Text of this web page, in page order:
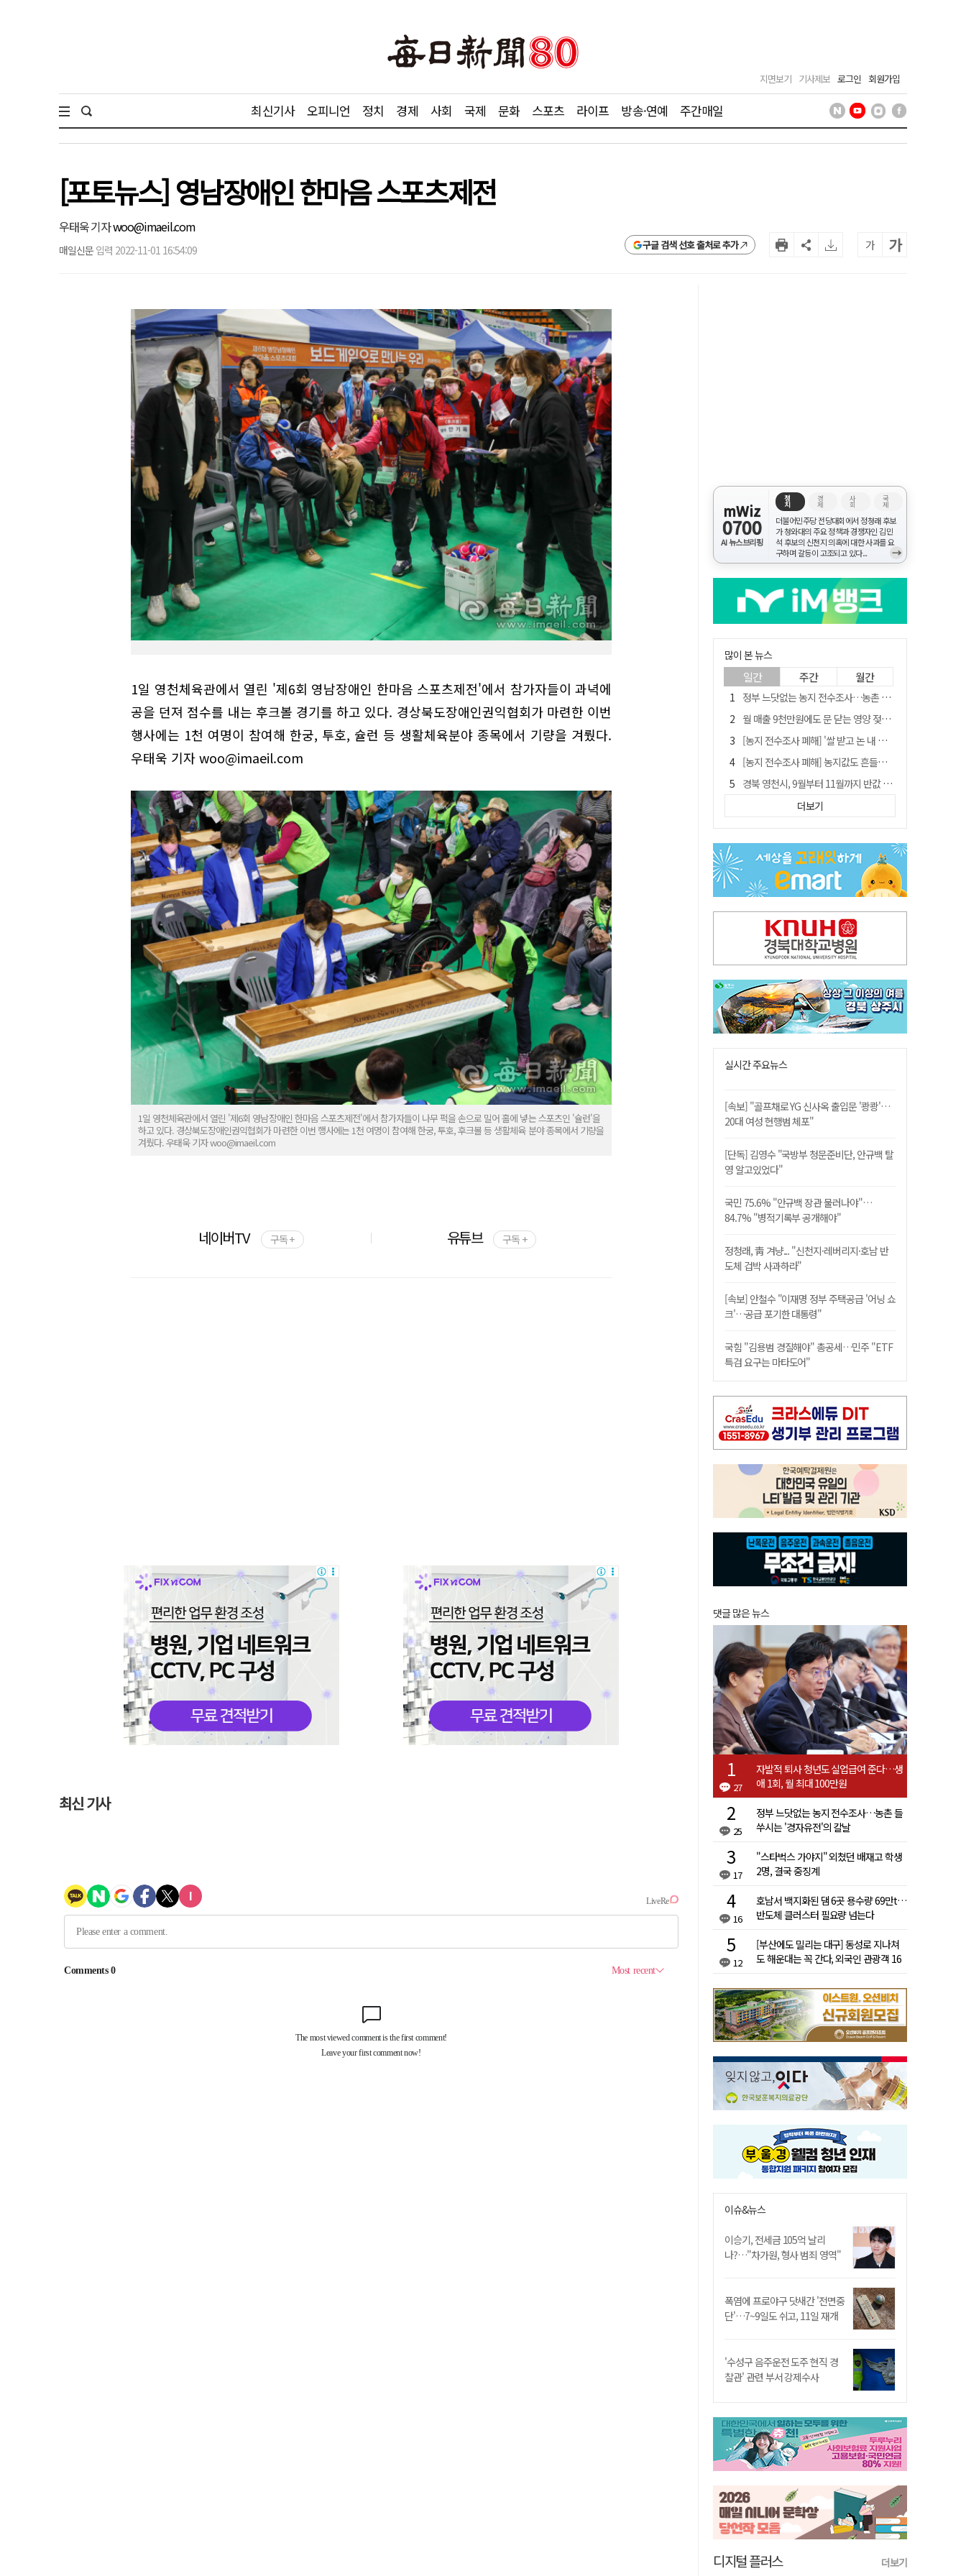
지면보기 기사제보 로그인 회원가입
최신기사 오피니언 정치 경제 사회 국제 문화 스포츠 라이프 방송·연예 주간매일
[포토뉴스] 영남장애인 한마음 스포츠제전
우태욱 기자woo@imaeil.com
매일신문 입력 2022-11-01 16:54:09 구글 검색 선호 출처로 추가 가 가
1일 영천체육관에서 열린 '제6회 영남장애인 한마음 스포츠제전'에서 참가자들이 과녁에
공을 던져 점수를 내는 후크볼 경기를 하고 있다. 경상북도장애인권익협회가 마련한 이번
행사에는 1천 여명이 참여해 한궁, 투호, 슐런 등 생활체육분야 종목에서 기량을 겨뤘다.
우태욱 기자 woo@imaeil.com
1일 영천체육관에서 열린 '제6회 영남장애인 한마음 스포츠제전'에서 참가자들이 나무 퍽을 손으로 밀어 홀에 넣는 스포츠인 '슐런'을
하고 있다. 경상북도장애인권익협회가 마련한 이번 행사에는 1천 여명이 참여해 한궁, 투호, 후크볼 등 생활체육 분야 종목에서 기량을
겨뤘다. 우태욱 기자 woo@imaeil.com
네이버TV 구독 + 유튜브 구독 +
최신 기사
mWiz
0700
AI 뉴스브리핑
정
치
경
제
사
회
국
제
더불어민주당 전당대회에서 정청래 후보
가 청와대의 주요 정책과 경쟁자인 김민
석 후보의 신천지 의혹에 대한 사과를 요
구하며 갈등이 고조되고 있다...
→
많이 본 뉴스
일간 주간 월간
정부 느닷없는 농지 전수조사…농촌 들쑤시는 '경자유전'의 칼날
월 매출 9천만원에도 문 닫는 영양 젖소농장… "일할 사람이 없어"
[농지 전수조사 폐해] '쌀 받고 논 내 준' 도지농 이제 어쩌나?
[농지 전수조사 폐해] 농지값도 흔들리나…"도지 막히면 헐값 매물 나올 수도"
경북 영천시, 9월부터 11월까지 반값 여행 혜택 제공
'솔리다임 IPO 추진설' SK하이닉스, 주가 9% 급락
[농지 전수조사 폐해] 실경작농·청년농 부담도 커진다
아쉬운 태클
김주수 전 의성군수 공덕비 결국 철거… 문화재법 위반 원상복구
더보기
실시간 주요뉴스
[속보] "골프채로 YG 신사옥 출입문 '쾅쾅'…
20대 여성 현행범 체포"
[단독] 김영수 "국방부 청문준비단, 안규백 탈
영 알고있었다"
국민 75.6% "안규백 장관 물러나야"…
84.7% "병적기록부 공개해야"
정청래, 靑 겨냥... "신천지·레버리지·호남 반
도체 겁박 사과하라"
[속보] 안철수 "이재명 정부 주택공급 '어닝 쇼
크'…공급 포기한 대통령"
국힘 "김용범 경질해야" 총공세…민주 "ETF
특검 요구는 마타도어"
댓글 많은 뉴스
27
자발적 퇴사 청년도 실업급여 준다…생
애 1회, 월 최대 100만원
25
정부 느닷없는 농지 전수조사…농촌 들
쑤시는 '경자유전'의 칼날
17
"스타벅스 가야지" 외쳤던 배재고 학생
2명, 결국 중징계
16
호남서 백지화된 댐 6곳 용수량 69만t…
반도체 클러스터 필요량 넘는다
12
[부산에도 밀리는 대구] 동성로 지나쳐
도 해운대는 꼭 간다, 외국인 관광객 16
이슈&뉴스
이승기, 전세금 105억 날리
나?…"차가원, 형사 범죄 영역"
폭염에 프로야구 닷새간 '전면중
단'…7~9일도 쉬고, 11일 재개
'수성구 음주운전 도주 현직 경
찰관' 관련 부서 강제수사
디지털 플러스 더보기